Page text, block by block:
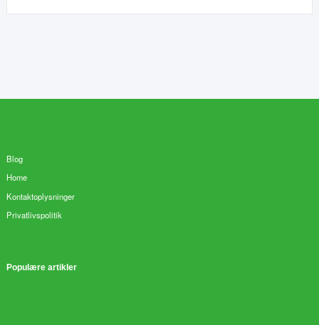
Blog
Home
Kontaktoplysninger
Privatlivspolitik
Populære artikler